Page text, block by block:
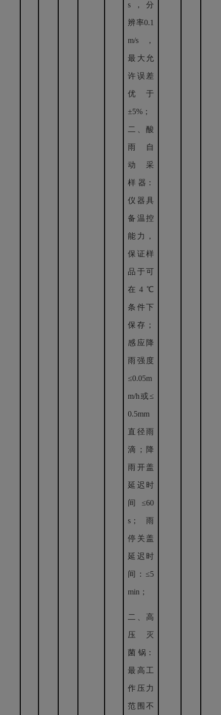
s，分
辨率0.1
m/s，
最大允
许误差
优于
±5%；
二、酸
雨 自
动 采
样 器：
仪器具
备温控
能力，
保证样
品于可
在4℃
条件下
保存；
感应降
雨强度
≤0.05m
m/h或≤
0.5mm
直径雨
滴；降
雨开盖
延迟时
间≤60
s；雨
停关盖
延迟时
间：≤5
min；
二、 高
压 灭
菌 锅：
最高工
作压力
范围不